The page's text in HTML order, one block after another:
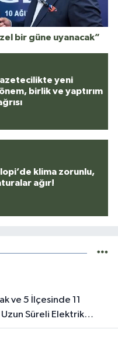
bir güne uyanacak”
yeni
birlik ve yaptırım
klima zorunlu,
ağır!
Süreli Elektrik